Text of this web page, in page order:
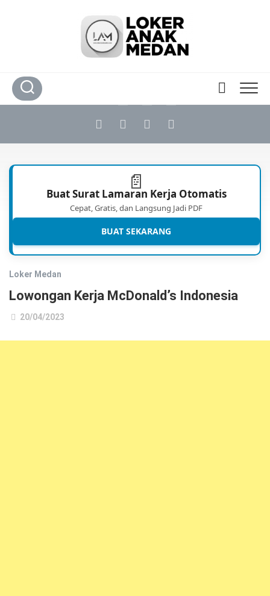
📄
Buat Surat Lamaran Kerja Otomatis
Cepat, Gratis, dan Langsung Jadi PDF
BUAT SEKARANG
Loker Medan
Lowongan Kerja McDonald’s Indonesia
20/04/2023